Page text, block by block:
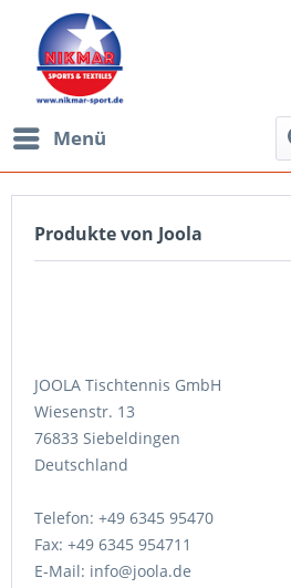
Menü
Produkte von Joola
JOOLA Tischtennis GmbH
Wiesenstr. 13
76833 Siebeldingen
Deutschland
Telefon: +49 6345 95470
Fax: +49 6345 954711
E-Mail: info@joola.de